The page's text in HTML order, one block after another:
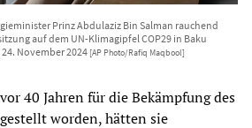
Prinz Abdulaziz Bin Salman rauchend
auf dem UN-Klimagipfel COP29 in Baku
November 2024 [AP Photo/Rafiq Maqbool]
40 Jahren für die Bekämpfung des
worden, hätten sie